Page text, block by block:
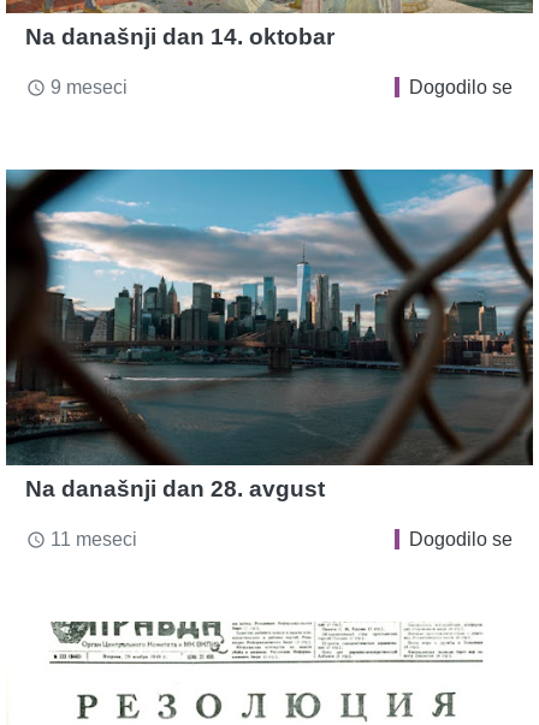
Na današnji dan 14. oktobar
access_time 9 meseci Dogodilo se
Na današnji dan 28. avgust
access_time 11 meseci Dogodilo se